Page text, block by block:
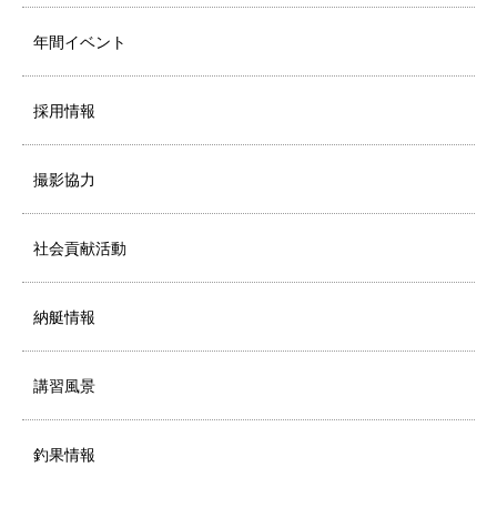
年間イベント
採用情報
撮影協力
社会貢献活動
納艇情報
講習風景
釣果情報